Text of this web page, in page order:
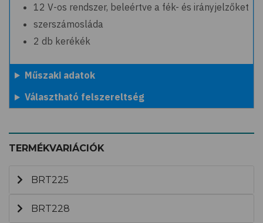
12 V-os rendszer, beleértve a fék- és irányjelzőket
szerszámosláda
2 db kerékék
Műszaki adatok
Választható felszereltség
TERMÉKVARIÁCIÓK
BRT225
BRT228